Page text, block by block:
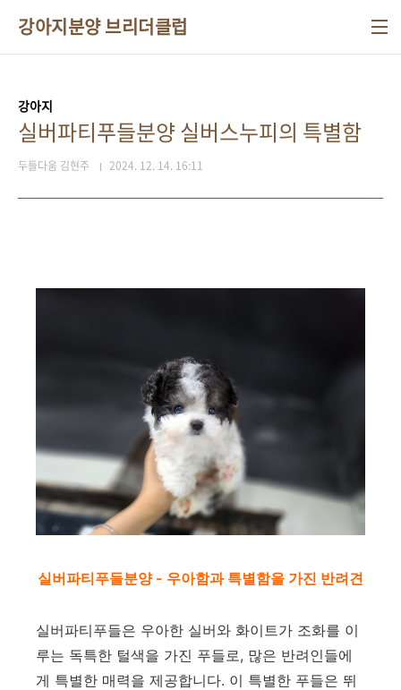
강아지분양 브리더클럽
강아지
실버파티푸들분양 실버스누피의 특별함
두들다움 김현주 2024. 12. 14. 16:11
실버파티푸들분양 - 우아함과 특별함을 가진 반려견
실버파티푸들은 우아한 실버와 화이트가 조화를 이
루는 독특한 털색을 가진 푸들로, 많은 반려인들에
게 특별한 매력을 제공합니다. 이 특별한 푸들은 뛰